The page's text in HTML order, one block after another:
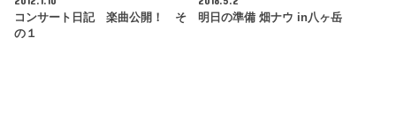
コンサート日記 楽曲公開！ そ
の１
明日の準備 畑ナウ in八ヶ岳